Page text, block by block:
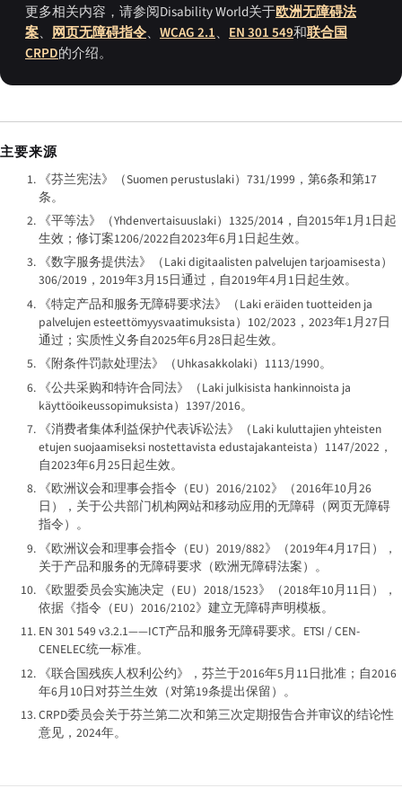
更多相关内容，请参阅Disability World关于欧洲无障碍法
案、 网页无障碍指令、 WCAG 2.1、 EN 301 549和联合国
CRPD的介绍。
主要来源
《芬兰宪法》（Suomen perustuslaki）731/1999，第6条和第17
条。
《平等法》（Yhdenvertaisuuslaki）1325/2014，自2015年1月1日起
生效；修订案1206/2022自2023年6月1日起生效。
《数字服务提供法》（Laki digitaalisten palvelujen tarjoamisesta）
306/2019，2019年3月15日通过，自2019年4月1日起生效。
《特定产品和服务无障碍要求法》（Laki eräiden tuotteiden ja
palvelujen esteettömyysvaatimuksista）102/2023，2023年1月27日
通过；实质性义务自2025年6月28日起生效。
《附条件罚款处理法》（Uhkasakkolaki）1113/1990。
《公共采购和特许合同法》（Laki julkisista hankinnoista ja
käyttöoikeussopimuksista）1397/2016。
《消费者集体利益保护代表诉讼法》（Laki kuluttajien yhteisten
etujen suojaamiseksi nostettavista edustajakanteista）1147/2022，
自2023年6月25日起生效。
《欧洲议会和理事会指令（EU）2016/2102》（2016年10月26
日），关于公共部门机构网站和移动应用的无障碍（网页无障碍
指令）。
《欧洲议会和理事会指令（EU）2019/882》（2019年4月17日），
关于产品和服务的无障碍要求（欧洲无障碍法案）。
《欧盟委员会实施决定（EU）2018/1523》（2018年10月11日），
依据《指令（EU）2016/2102》建立无障碍声明模板。
EN 301 549 v3.2.1——ICT产品和服务无障碍要求。ETSI / CEN-
CENELEC统一标准。
《联合国残疾人权利公约》，芬兰于2016年5月11日批准；自2016
年6月10日对芬兰生效（对第19条提出保留）。
CRPD委员会关于芬兰第二次和第三次定期报告合并审议的结论性
意见，2024年。